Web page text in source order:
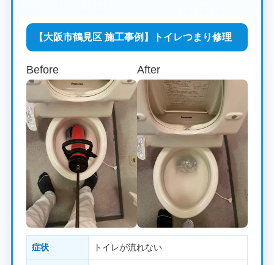
【大阪市鶴見区 施工事例】トイレつまり修理
Before After
症状 トイレが流れない